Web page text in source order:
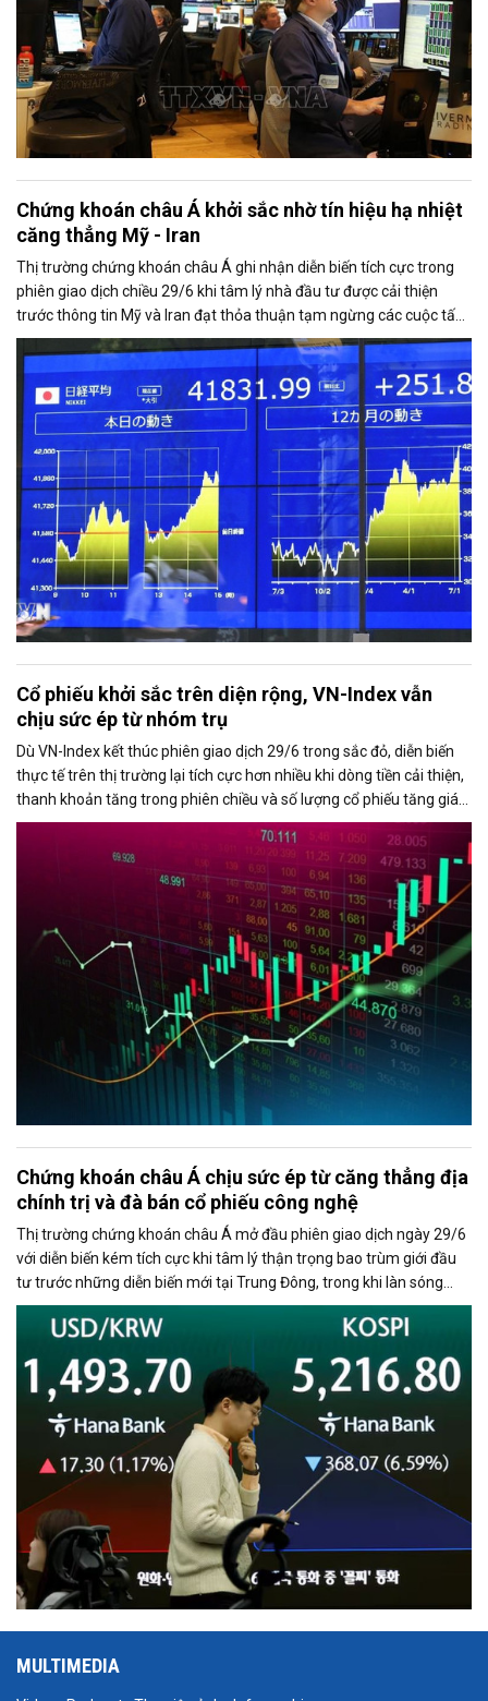
Chứng khoán châu Á khởi sắc nhờ tín hiệu hạ nhiệt
căng thẳng Mỹ - Iran
Thị trường chứng khoán châu Á ghi nhận diễn biến tích cực trong
phiên giao dịch chiều 29/6 khi tâm lý nhà đầu tư được cải thiện
trước thông tin Mỹ và Iran đạt thỏa thuận tạm ngừng các cuộc tấn
công đáp trả lẫn nhau, mở ra triển vọng nối lại đối thoại.
Cổ phiếu khởi sắc trên diện rộng, VN-Index vẫn
chịu sức ép từ nhóm trụ
Dù VN-Index kết thúc phiên giao dịch 29/6 trong sắc đỏ, diễn biến
thực tế trên thị trường lại tích cực hơn nhiều khi dòng tiền cải thiện,
thanh khoản tăng trong phiên chiều và số lượng cổ phiếu tăng giá
chiếm ưu thế. Áp lực giảm điểm của chỉ số chủ yếu đến từ nhóm cổ
phiếu vốn hóa lớn, đặc biệt là VIC và VHM.
Chứng khoán châu Á chịu sức ép từ căng thẳng địa
chính trị và đà bán cổ phiếu công nghệ
Thị trường chứng khoán châu Á mở đầu phiên giao dịch ngày 29/6
với diễn biến kém tích cực khi tâm lý thận trọng bao trùm giới đầu
tư trước những diễn biến mới tại Trung Đông, trong khi làn sóng
chốt lời ở nhóm cổ phiếu công nghệ tiếp tục gây áp lực lên các chỉ
số lớn.
MULTIMEDIA